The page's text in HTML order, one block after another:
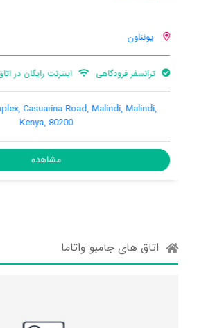
یونناون
هنوز اطلاعات کاملی توسط کاربران اعلام
Watamu, Watamu, Kenya
مشاهده
اتاق های جامبو واتاما